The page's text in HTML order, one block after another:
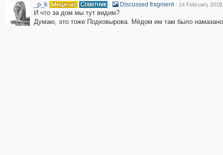
_p_k
· Discussed fragment · 14 February
И что за дом мы тут видим?
Думаю, это тоже Подковырова. Мёдом им там было